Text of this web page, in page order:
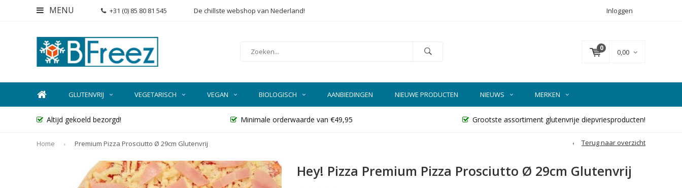
MENU +31 (0) 85 80 81 545 De chillste webshop van Nederland! Inloggen
0 0,00
GLUTENVRIJ VEGETARISCH VEGAN BIOLOGISCH AANBIEDINGEN NIEUWE PRODUCTEN NIEUWS MERKEN
Altijd gekoeld bezorgd! Minimale orderwaarde van €49,95 Grootste assortiment glutenvrije diepvriesproducten!
Home Premium Pizza Prosciutto Ø 29cm Glutenvrij Terug naar overzicht
Hey! Pizza Premium Pizza Prosciutto Ø 29cm Glutenvrij